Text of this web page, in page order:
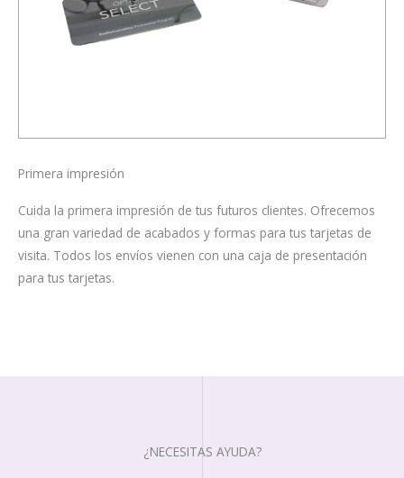
Primera impresión
Cuida la primera impresión de tus futuros clientes. Ofrecemos
una gran variedad de acabados y formas para tus tarjetas de
visita. Todos los envíos vienen con una caja de presentación
para tus tarjetas.
¿NECESITAS AYUDA?